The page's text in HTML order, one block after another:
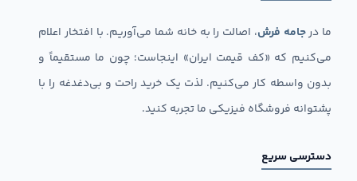
ما درجامه فرش، اصالت را به خانه شما می‌آوریم. با افتخار اعلام
می‌کنیم که «کف قیمت ایران» اینجاست؛ چون ما مستقیماً و
بدون واسطه کار می‌کنیم. لذت یک خرید راحت و بی‌دغدغه را با
پشتوانه فروشگاه فیزیکی ما تجربه کنید.
دسترسی سریع